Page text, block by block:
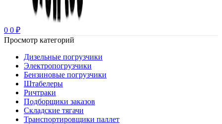
0 0 ₽
Просмотр категорий
Дизельные погрузчики
Электропогрузчики
Бензиновые погрузчики
Штабелеры
Ричтраки
Подборщики заказов
Складские тягачи
Транспортировщики паллет